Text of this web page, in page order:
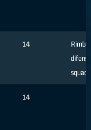
14
14